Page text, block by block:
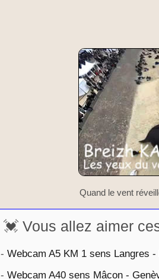
Quand le vent
💓 Vous allez aimer
- Webcam A5 KM 1 sens Langres -
- Webcam A40 sens Mâcon -